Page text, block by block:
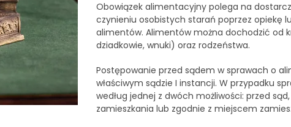
Obowiązek alimentacyjny polega na
czynieniu osobistych starań poprzez opiekę
alimentów. Alimentów można dochodzić od
dziadkowie, wnuki) oraz rodzeństwa.
Postępowanie przed sądem w sprawach o
właściwym sądzie I instancji. W przypadku
według jednej z dwóch możliwości: przed
zamieszkania lub zgodnie z miejscem